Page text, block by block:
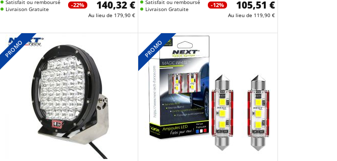
Satisfait ou remboursé
Livraison Gratuite
-22% 140,32 €
Au lieu de 179,90 €
Satisfait ou remboursé
Livraison Gratuite
-12% 105,51 €
Au lieu de 119,90 €
PROMO PROMO